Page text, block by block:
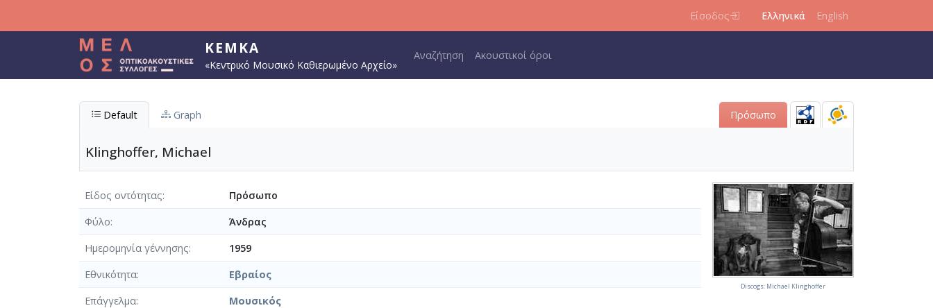
Είσοδος Ελληνικά English
ΚΕΜΚΑ
«Κεντρικό Μουσικό Καθιερωμένο Αρχείο»
Main navigation
Αναζήτηση Ακουστικοί όροι
Default Graph Πρόσωπο
Klinghoffer, Michael
Είδος οντότητας
Πρόσωπο
Φύλο
Άνδρας
Ημερομηνία γέννησης
1959
Εθνικότητα
Εβραίος
Επάγγελμα
Μουσικός
Discogs: Michael Klinghoffer